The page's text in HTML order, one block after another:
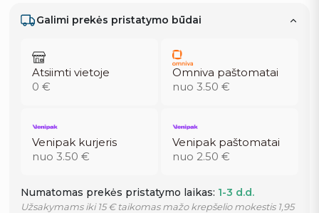
Galimi prekės pristatymo būdai
Atsiimti vietoje
0 €
Omniva paštomatai
nuo 3.50 €
Venipak kurjeris
nuo 3.50 €
Venipak paštomatai
nuo 2.50 €
Numatomas prekės pristatymo laikas: 1-3 d.d.
Užsakymams iki 15 € taikomas mažo krepšelio mokestis 1,95